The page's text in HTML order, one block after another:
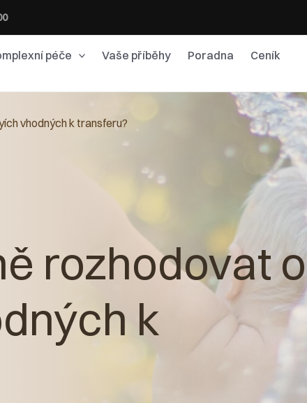
péče Vaše příběhy Poradna
Ceník
rozhodovat o
k
vhodných k transferu?